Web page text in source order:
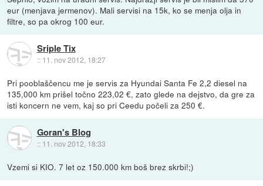
eur (menjava jermenov). Mali servisi na 15k, ko se menja olja in
filtre, so pa okrog 100 eur.
Sriple Tix
:: 11. nov 2012, 18:27
Pri pooblaščencu me je servis za Hyundai Santa Fe 2,2 diesel na
135,000 km prišel točno 223,02 €, zato glede na dejstvo, da gre za
isti koncern ne vem, kaj so pri Ceedu počeli za 250 €.
Goran's Blog
:: 11. nov 2012, 18:33
Vzemi si KIO. 7 let oz 150.000 km boš brez skrbi!;)